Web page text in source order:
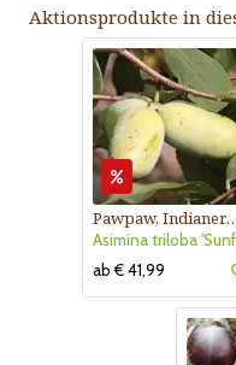
Aktionsprodukte in
Pawpaw,
ab € 41,99